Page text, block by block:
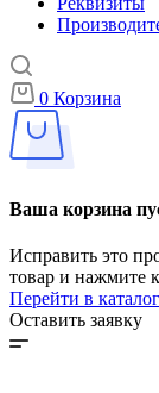
0 Корзина
Ваша корзина
Исправить это
товар и нажмите
Перейти в каталог
Оставить заявку